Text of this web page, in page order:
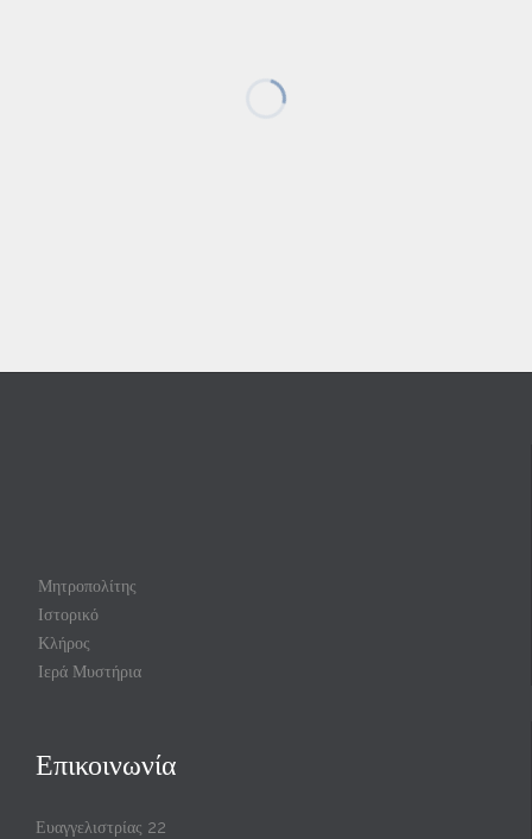
Μητροπολίτης
Ιστορικό
Κλήρος
Ιερά Μυστήρια
Επικοινωνία
Ευαγγελιστρίας 22